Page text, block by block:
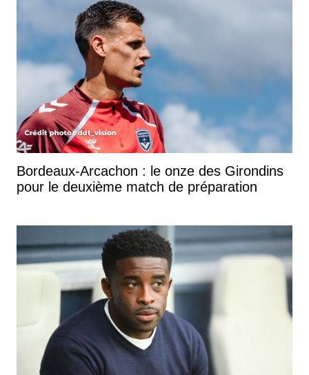
Bordeaux-Arcachon : le onze des Girondins
pour le deuxième match de préparation